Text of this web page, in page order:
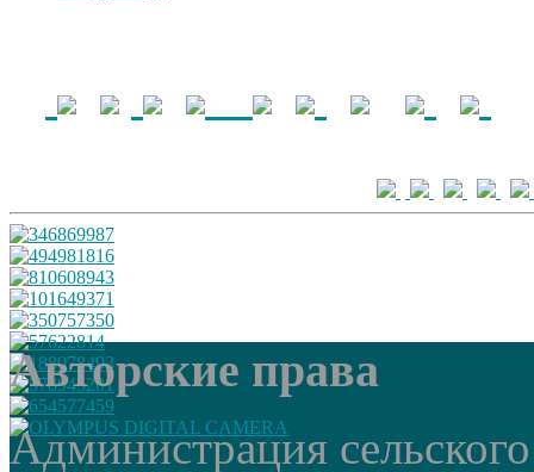
Авторские права
Администрация